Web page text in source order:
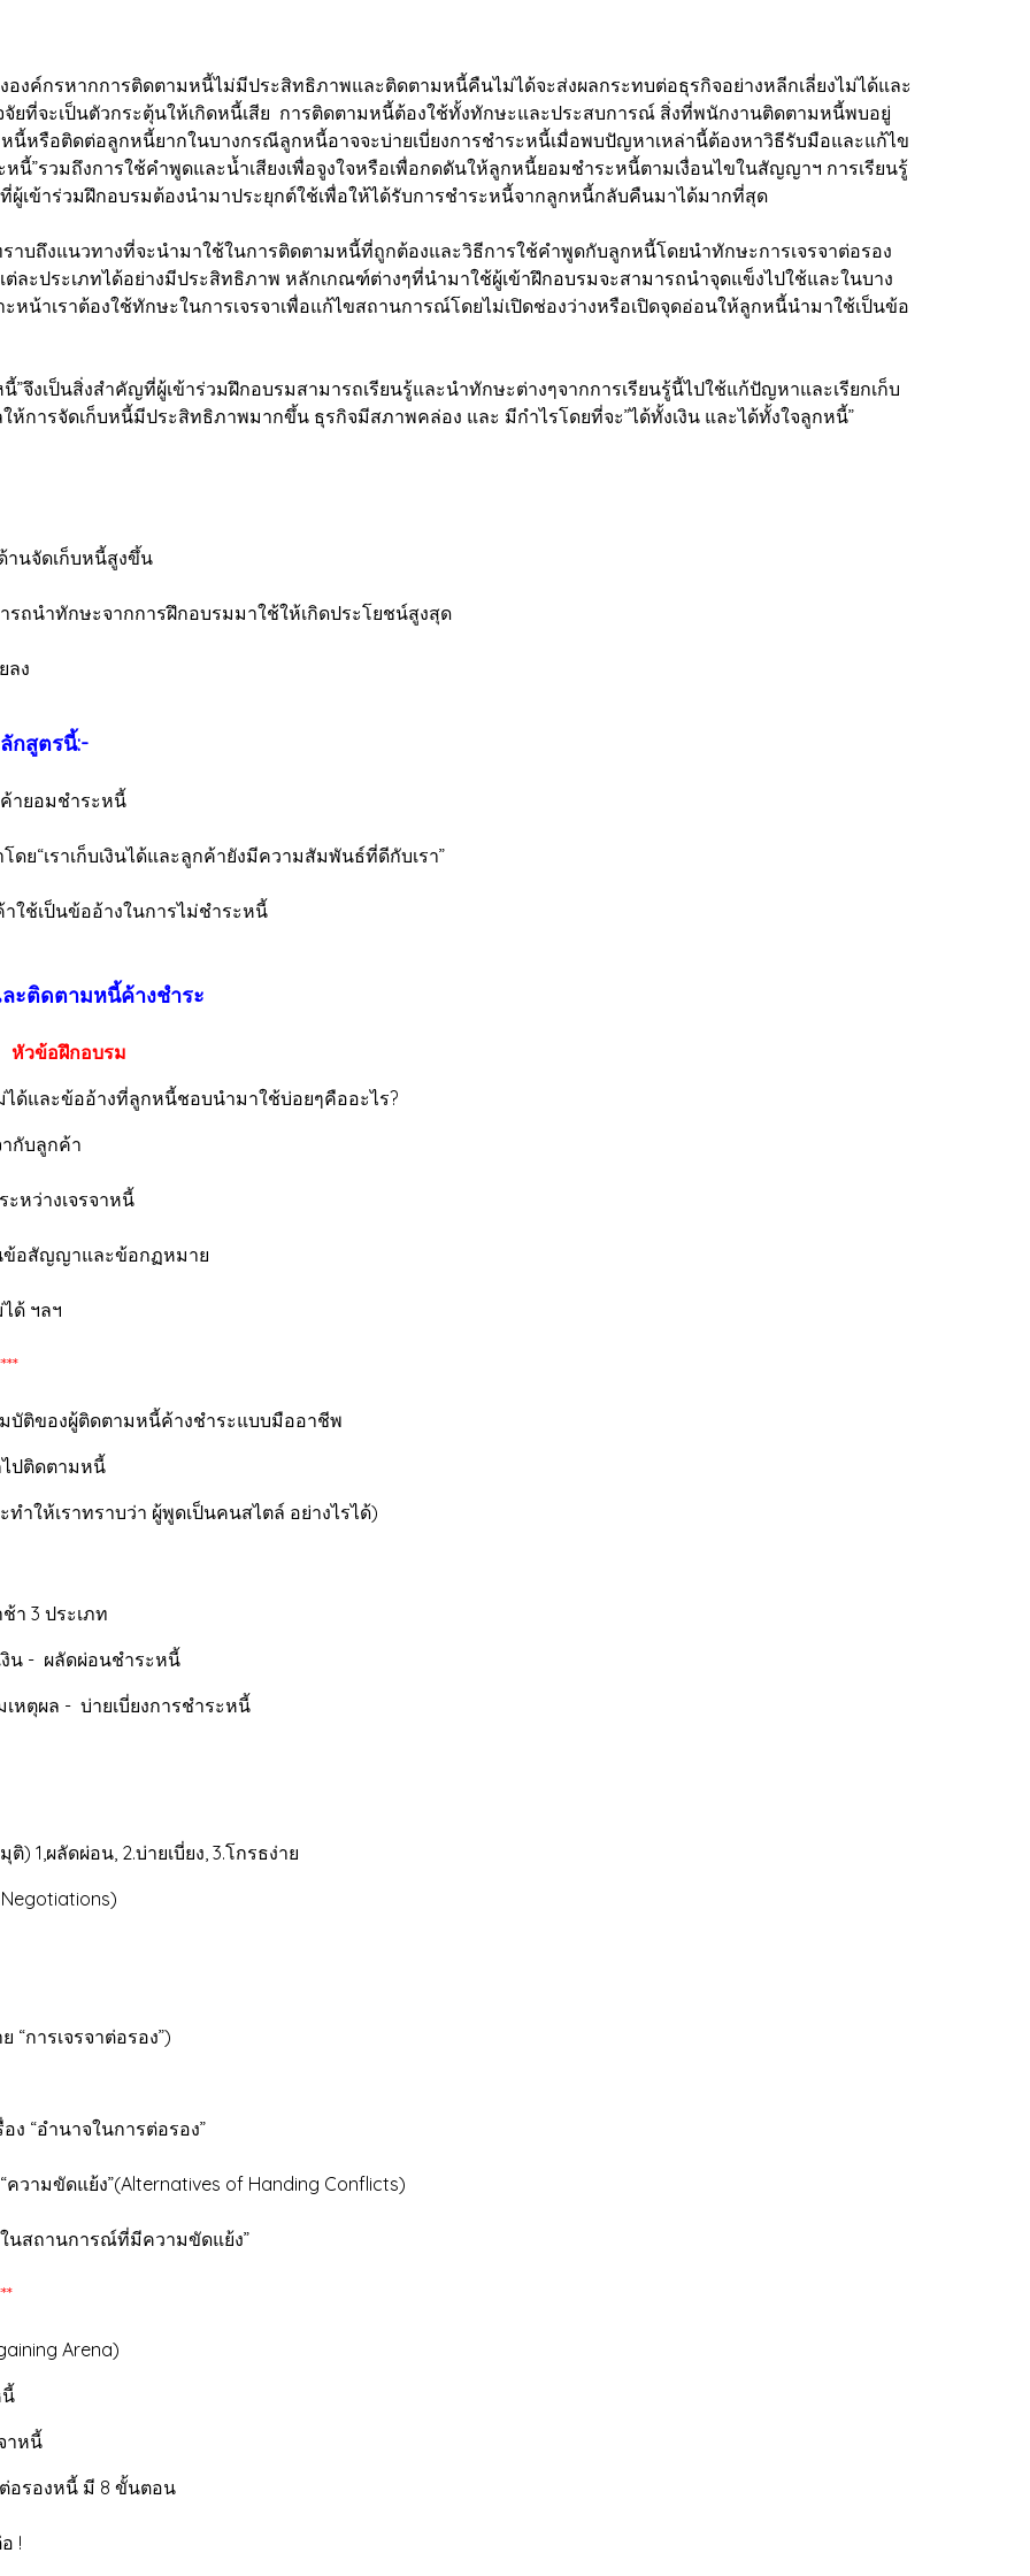
ค์กรหากการติดตามหนี้ไม่มีประสิทธิภาพและติดตามหนี้คืนไม่ได้จะส่งผลกระทบต่อธุรกิจอย่างหลีกเลี่ยงไม่ได้และ
ยที่จะเป็นตัวกระตุ้นให้เกิดหนี้เสีย การติดตามหนี้ต้องใช้ทั้งทักษะและประสบการณ์ สิ่งที่พนักงานติดตามหนี้พบอยู่
นี้หรือติดต่อลูกหนี้ยากในบางกรณีลูกหนี้อาจจะบ่ายเบี่ยงการชำระหนี้เมื่อพบปัญหาเหล่านี้ต้องหาวิธีรับมือและแก้ไข
นี้”รวมถึงการใช้คำพูดและน้ำเสียงเพื่อจูงใจหรือเพื่อกดดันให้ลูกหนี้ยอมชำระหนี้ตามเงื่อนไขในสัญญาฯ การเรียนรู้
ผู้เข้าร่วมฝึกอบรมต้องนำมาประยุกต์ใช้เพื่อให้ได้รับการชำระหนี้จากลูกหนี้กลับคืนมาได้มากที่สุด
บถึงแนวทางที่จะนำมาใช้ในการติดตามหนี้ที่ถูกต้องและวิธีการใช้คำพูดกับลูกหนี้โดยนำทักษะการเจรจาต่อรอง
แต่ละประเภทได้อย่างมีประสิทธิภาพ หลักเกณฑ์ต่างๆที่นำมาใช้ผู้เข้าฝึกอบรมจะสามารถนำจุดแข็งไปใช้และในบาง
น้าเราต้องใช้ทักษะในการเจรจาเพื่อแก้ไขสถานการณ์โดยไม่เปิดช่องว่างหรือเปิดจุดอ่อนให้ลูกหนี้นำมาใช้เป็นข้อ
จึงเป็นสิ่งสำคัญที่ผู้เข้าร่วมฝึกอบรมสามารถเรียนรู้และนำทักษะต่างๆจากการเรียนรู้นี้ไปใช้แก้ปัญหาและเรียกเก็บ
ห้การจัดเก็บหนี้มีประสิทธิภาพมากขึ้น ธุรกิจมีสภาพคล่อง และ มีกำไรโดยที่จะ”ได้ทั้งเงิน และได้ทั้งใจลูกหนี้”
านจัดเก็บหนี้สูงขึ้น
ถนำทักษะจากการฝึกอบรมมาใช้ให้เกิดประโยชน์สูงสุด
ลง
กสูตรนี้:-
ายอมชำระหนี้
ย“เราเก็บเงินได้และลูกค้ายังมีความสัมพันธ์ที่ดีกับเรา”
ใช้เป็นข้ออ้างในการไม่ชำระหนี้
ะติดตามหนี้ค้างชำระ
หัวข้อฝึกอบรม
เงินไม่ได้และข้ออ้างที่ลูกหนี้ชอบนำมาใช้บ่อยๆคืออะไร?
กค้า
จรจาหนี้
ละข้อกฏหมาย
ลฯ
คุณสมบัติของผู้ติดตามหนี้ค้างชำระแบบมืออาชีพ
มก่อนจะออกไปติดตามหนี้
ทำให้เราทราบว่า ผู้พูดเป็นคนสไตล์ อย่างไรได้)
ยเงินล่าช้า 3 ประเภท
จ่ายเงิน - ผลัดผ่อนชำระหนี้
เหตุผล - บ่ายเบี่ยงการชำระหนี้
าทสมมุติ) 1,ผลัดผ่อน, 2.บ่ายเบี่ยง, 3.โกรธง่าย
าหนี้ (Debts Negotiations)
ความหมาย “การเจรจาต่อรอง”)
ำนาจในการต่อรอง”
”(Alternatives of Handing Conflicts)
ในสถานการณ์ที่มีความขัดแย้ง”
าต่อรอง (Bargaining Arena)
ร้อมก่อนเจรจาหนี้
งานในการเจรจาหนี้
งหนี้ มี 8 ขั้นตอน
เจรจาหนี้ที่เป็นต่อ !